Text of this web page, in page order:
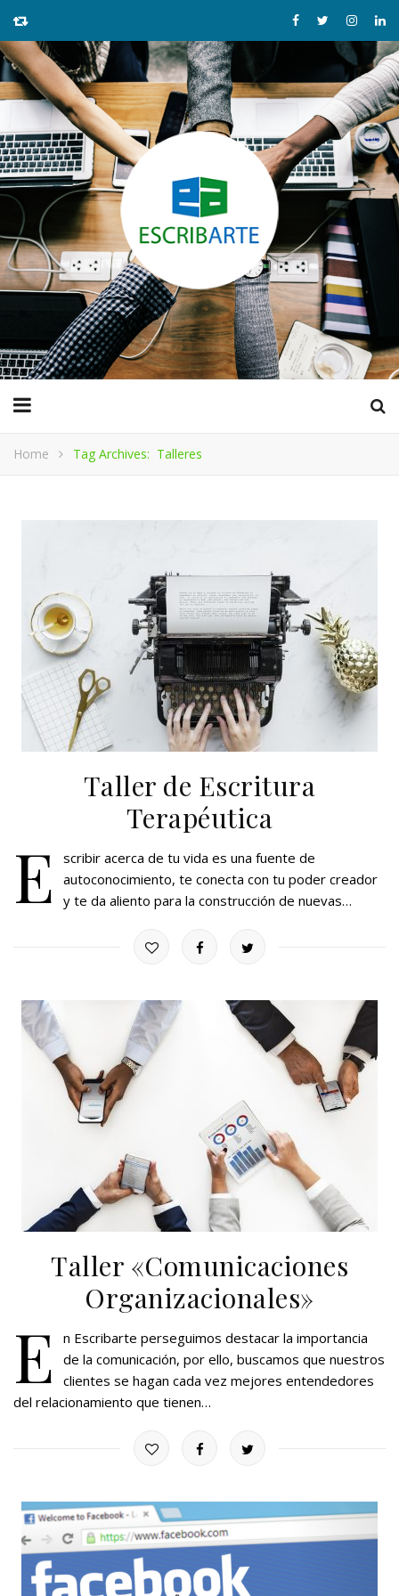
Home Tag Archives: Talleres
Taller de Escritura
Terapéutica
E
scribir acerca de tu vida es una fuente de
autoconocimiento, te conecta con tu poder creador
y te da aliento para la construcción de nuevas…
Taller «Comunicaciones
Organizacionales»
E
n Escribarte perseguimos destacar la importancia
de la comunicación, por ello, buscamos que nuestros
clientes se hagan cada vez mejores entendedores
del relacionamiento que tienen…